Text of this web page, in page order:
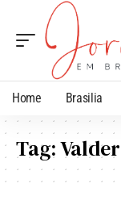
Home Brasilia
Tag: